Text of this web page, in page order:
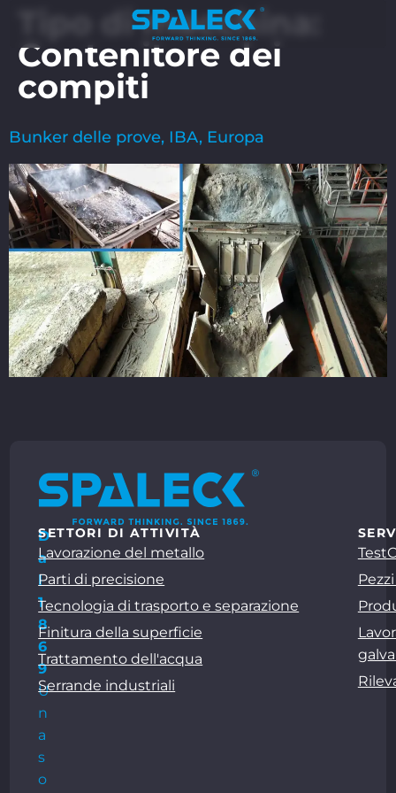
Tipo di macchina:
Contenitore dei
compiti
Bunker delle prove, IBA, Europa
D
a
l
1
8
6
9
U
n
a
s
o
SETTORI DI ATTIVITÀ
Lavorazione del metallo
Parti di precisione
Tecnologia di trasporto e separazione
Finitura della superficie
Trattamento dell'acqua
Serrande industriali